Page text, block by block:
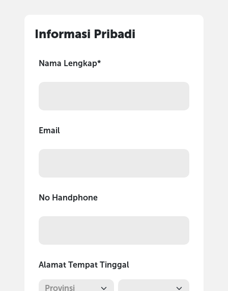
Informasi Pribadi
Nama Lengkap*
Email
No Handphone
Alamat Tempat Tinggal